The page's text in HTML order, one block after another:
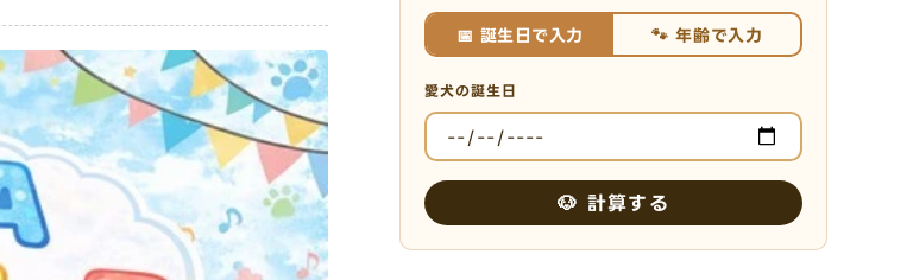
📅 誕生日で入力 🐾 年齢で入力
愛犬の誕生日
🐶 計算する